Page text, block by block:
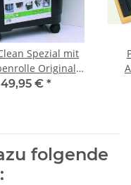
Spezial mit
Original
Waschset
49,95 € *
folgende